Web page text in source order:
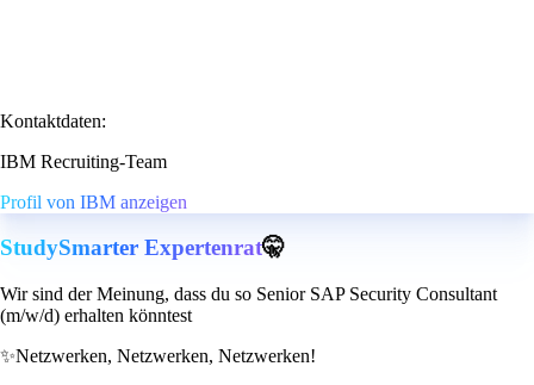
Kontaktdaten:
IBM Recruiting-Team
Profil von IBM anzeigen
StudySmarter Expertenrat🤫
Wir sind der Meinung, dass du so Senior SAP Security Consultant
(m/w/d) erhalten könntest
✨Netzwerken, Netzwerken, Netzwerken!